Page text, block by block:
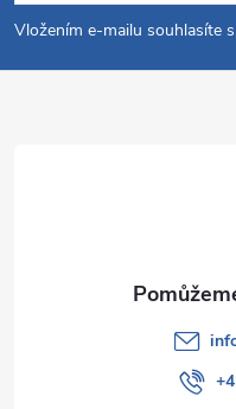
p
a
Vložením e-mailu souhlasíte s